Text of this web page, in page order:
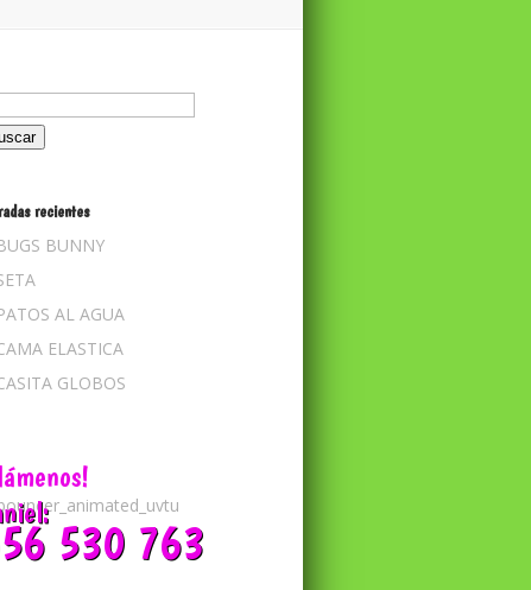
recientes
BUNNY
AL AGUA
ELASTICA
GLOBOS
530 763